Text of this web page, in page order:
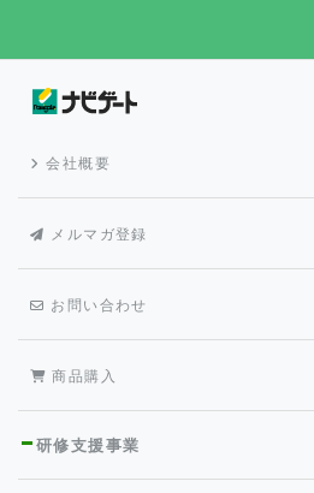
会社概要
メルマガ登録
お問い合わせ
商品購入
研修支援事業